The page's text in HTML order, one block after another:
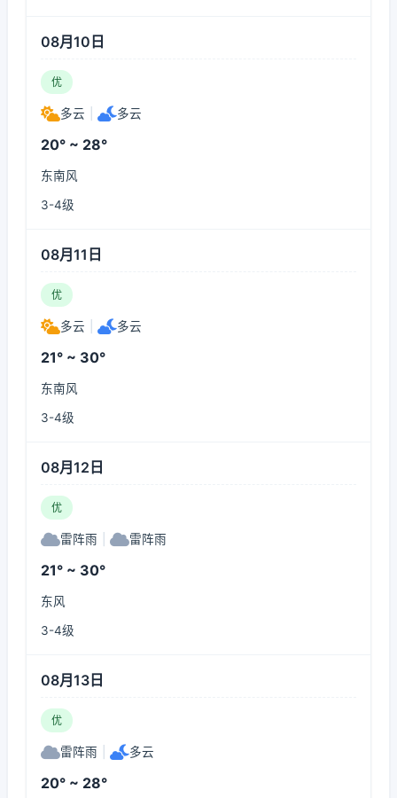
08月10日
优
多云 多云
20° ~ 28°
东南风
3-4级
08月11日
优
多云 多云
21° ~ 30°
东南风
3-4级
08月12日
优
雷阵雨 雷阵雨
21° ~ 30°
东风
3-4级
08月13日
优
雷阵雨 多云
20° ~ 28°